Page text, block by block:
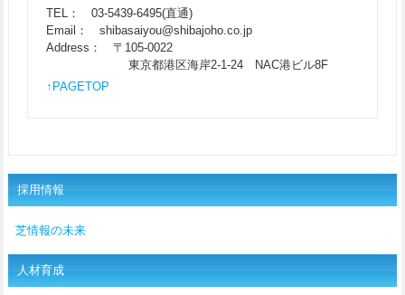
TEL： 03-5439-6495(直通)
Email： shibasaiyou@shibajoho.co.jp
Address： 〒105-0022
東京都港区海岸2-1-24 NAC港ビル8F
↑PAGETOP
採用情報
芝情報の未来
人材育成